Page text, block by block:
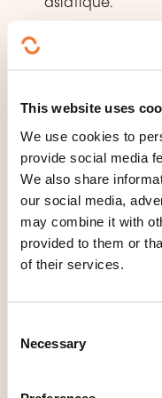
This website uses
We use cookies to
provide social media
We also share
our social media,
may combine it with
provided to them or
of their services.
Necessary
asiatique.
Les bienfaits
Nettoyage du
Technique de
serviettes
28 techniques
8 techniques du
15
Variantes des
WHAT